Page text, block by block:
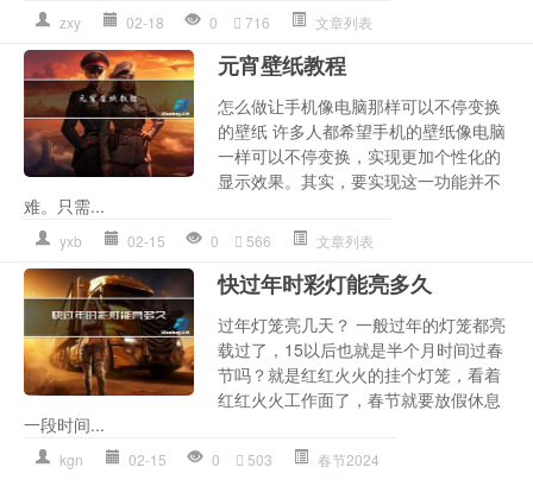
zxy 02-18 0 716 文章列表
元宵壁纸教程
怎么做让手机像电脑那样可以不停变换
的壁纸 许多人都希望手机的壁纸像电脑
一样可以不停变换，实现更加个性化的
显示效果。其实，要实现这一功能并不
难。只需...
yxb 02-15 0 566 文章列表
快过年时彩灯能亮多久
过年灯笼亮几天？ 一般过年的灯笼都亮
载过了，15以后也就是半个月时间过春
节吗？就是红红火火的挂个灯笼，看着
红红火火工作面了，春节就要放假休息
一段时间...
kgn 02-15 0 503 春节2024